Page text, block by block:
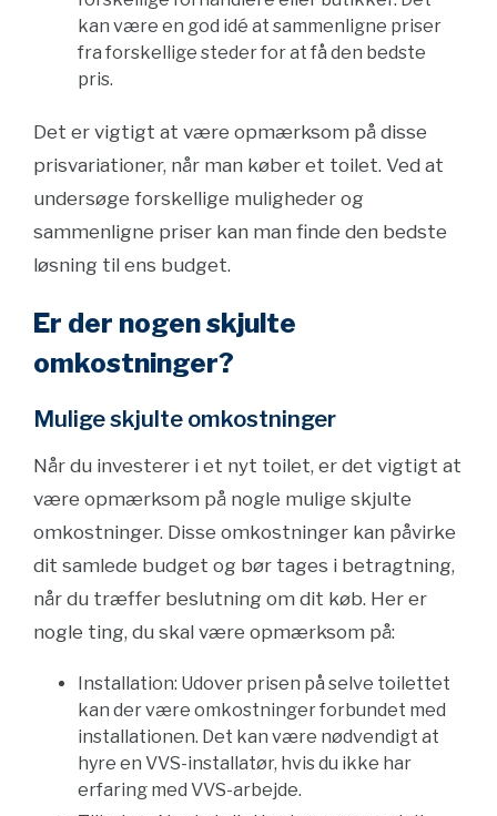
kan være en god idé at sammenligne priser
fra forskellige steder for at få den bedste
pris.
Det er vigtigt at være opmærksom på disse
prisvariationer, når man køber et toilet. Ved at
undersøge forskellige muligheder og
sammenligne priser kan man finde den bedste
løsning til ens budget.
Er der nogen skjulte
omkostninger?
Mulige skjulte omkostninger
Når du investerer i et nyt toilet, er det vigtigt at
være opmærksom på nogle mulige skjulte
omkostninger. Disse omkostninger kan påvirke
dit samlede budget og bør tages i betragtning,
når du træffer beslutning om dit køb. Her er
nogle ting, du skal være opmærksom på:
Installation: Udover prisen på selve toilettet
kan der være omkostninger forbundet med
installationen. Det kan være nødvendigt at
hyre en VVS-installatør, hvis du ikke har
erfaring med VVS-arbejde.